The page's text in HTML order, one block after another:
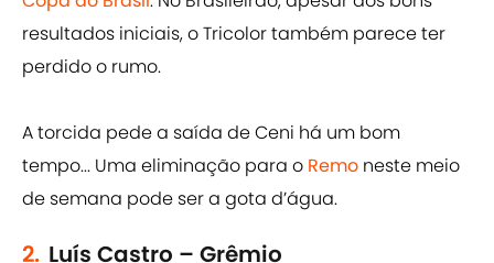
resultados iniciais, o Tricolor também parece ter
perdido o rumo.
A torcida pede a saída de Ceni há um bom
tempo... Uma eliminação para o Remo neste meio
de semana pode ser a gota d’água.
2. Luís Castro – Grêmio